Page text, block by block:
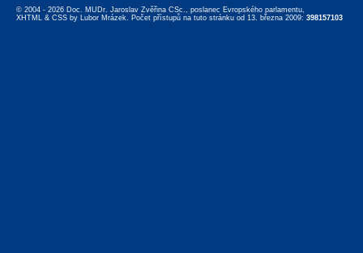
© 2004 - 2026 Doc. MUDr. Jaroslav Zvěřina CSc., poslanec Evropského parlamentu,
XHTML & CSS by Lubor Mrázek. Počet přístupů na tuto stránku od 13. března 2009: 398157103